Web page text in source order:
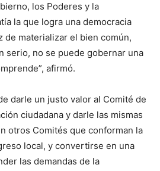
los Poderes y la
la que logra una democracia
de materializar el bien común,
serio, no se puede gobernar una
afirmó.
darle un justo valor al Comité de
ciudadana y darle las mismas
otros Comités que conforman la
local, y convertirse en una
las demandas de la